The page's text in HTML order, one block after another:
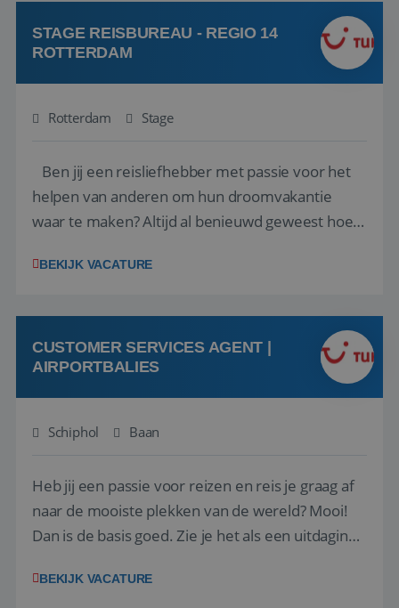
klanten te overtuigen om die droomreis te
boeken! ...
STAGE REISBUREAU - REGIO 14
ROTTERDAM
Rotterdam Stage
Ben jij een reisliefhebber met passie voor het
helpen van anderen om hun droomvakantie
waar te maken? Altijd al benieuwd geweest hoe
van de grootste reisorganisaties? Dan is een
op zoek naar een enthousiaste, leergie...
BEKIJK VACATURE
CUSTOMER SERVICES AGENT |
AIRPORTBALIES
Schiphol Baan
Heb jij een passie voor reizen en reis je graag af
naar de mooiste plekken van de wereld? Mooi!
Dan is de basis goed. Zie je het als een uitdaging
het samenstellen en boeken van de perfecte
BEKIJK VACATURE